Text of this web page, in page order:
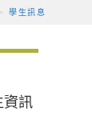
> 學生訊息
資訊